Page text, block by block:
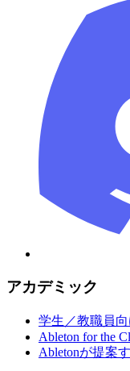
アカデミック
学生／教職員向
Ableton for the
Abletonが提案